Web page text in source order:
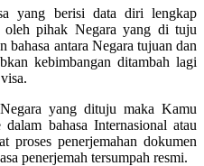
yang berisi data diri lengkap
pihak Negara yang di tuju
bahasa antara Negara tujuan dan
kebimbangan ditambah lagi
yang dituju maka Kamu
bahasa Internasional atau
proses penerjemahan dokumen
penerjemah tersumpah resmi.